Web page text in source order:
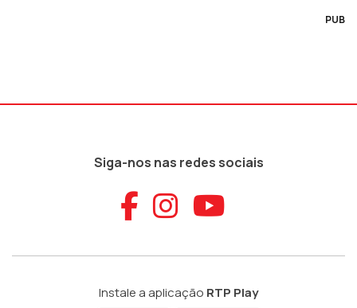
PUB
Siga-nos nas redes sociais
Aceder ao
Aceder ao
Aceder
Instale a aplicação RTP Play